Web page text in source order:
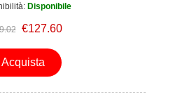
Disponibile
€127.60
Acquista